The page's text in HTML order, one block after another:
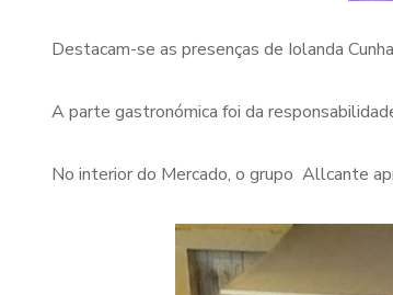
Destacam-se as presenças de Iolanda
A parte gastronómica foi da
No interior do Mercado, o grupo Allcante